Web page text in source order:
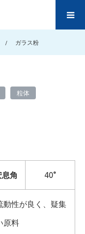
ガラス粉
粒体
息角 40°
動性が良く、疑集
原料